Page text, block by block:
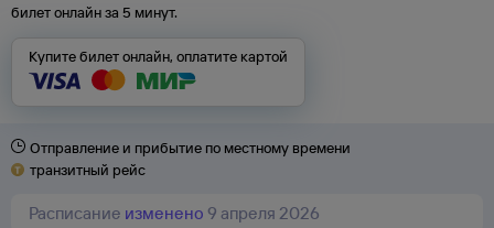
билет онлайн за 5 минут.
Купите билет онлайн, оплатите картой
Отправление и прибытие по местному времени
транзитный рейс
Расписание изменено 9 апреля 2026